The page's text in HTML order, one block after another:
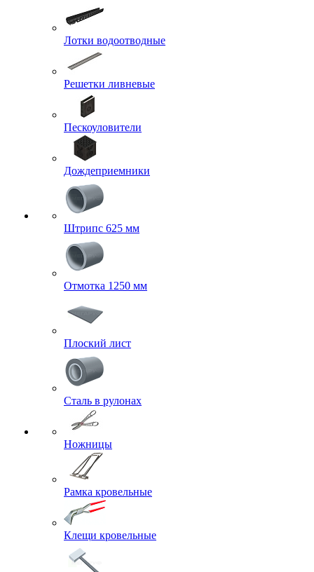
Лотки водоотводные
Решетки ливневые
Пескоуловители
Дождеприемники
Штрипс 625 мм
Отмотка 1250 мм
Плоский лист
Сталь в рулонах
Ножницы
Рамка кровельные
Клещи кровельные